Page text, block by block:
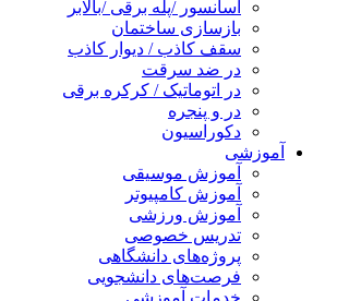
آسانسور /پله برقی /بالابر
بازسازی ساختمان
سقف کاذب / دیوار کاذب
در ضد سرقت
در اتوماتیک / کرکره برقی
در و پنجره
دکوراسیون
آموزشی
آموزش موسیقی
آموزش کامپیوتر
آموزش ورزشی
تدریس خصوصی
پروژه‌های دانشگاهی
فرصت‌های دانشجویی